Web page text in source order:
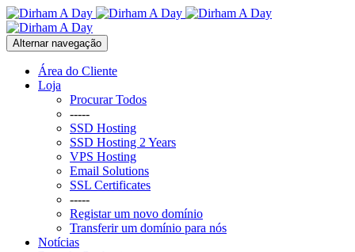
Alternar navegação
Área do Cliente
Loja
Procurar Todos
-----
SSD Hosting
SSD Hosting 2 Years
VPS Hosting
Email Solutions
SSL Certificates
-----
Registar um novo domínio
Transferir um domínio para nós
Notícias